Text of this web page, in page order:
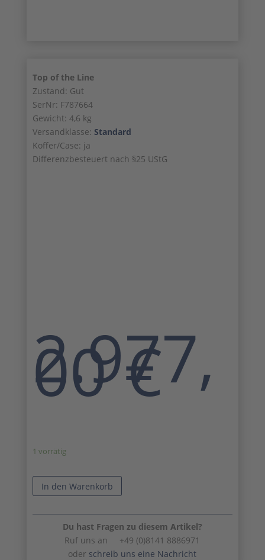
Top of the Line
Zustand: Gut
SerNr: F787664
Gewicht: 4,6 kg
Versandklasse: Standard
Koffer/Case: ja
Differenzbesteuert nach §25 UStG
2.977,
00€
1 vorrätig
In den Warenkorb
Du hast Fragen zu diesem Artikel?
Ruf uns an +49 (0)8141 8886971
oder schreib uns eine Nachricht